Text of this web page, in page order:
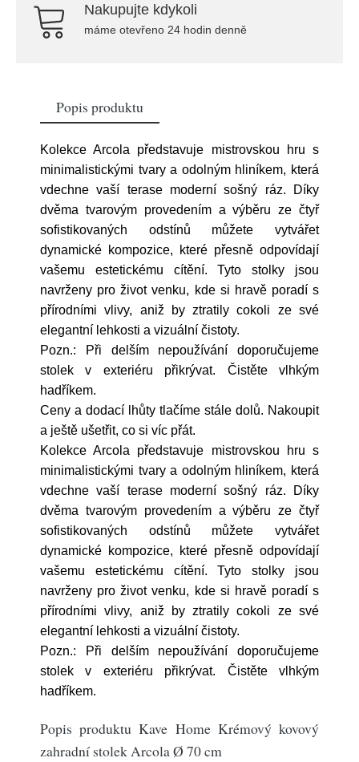
Nakupujte kdykoli
máme otevřeno 24 hodin denně
Popis produktu
Kolekce Arcola představuje mistrovskou hru s
minimalistickými tvary a odolným hliníkem, která
vdechne vaší terase moderní sošný ráz. Díky
dvěma tvarovým provedením a výběru ze čtyř
sofistikovaných odstínů můžete vytvářet
dynamické kompozice, které přesně odpovídají
vašemu estetickému cítění. Tyto stolky jsou
navrženy pro život venku, kde si hravě poradí s
přírodními vlivy, aniž by ztratily cokoli ze své
elegantní lehkosti a vizuální čistoty.
Pozn.: Při delším nepoužívání doporučujeme
stolek v exteriéru přikrývat. Čistěte vlhkým
hadříkem.
Ceny a dodací lhůty tlačíme stále dolů. Nakoupit
a ještě ušetřit, co si víc přát.
Kolekce Arcola představuje mistrovskou hru s
minimalistickými tvary a odolným hliníkem, která
vdechne vaší terase moderní sošný ráz. Díky
dvěma tvarovým provedením a výběru ze čtyř
sofistikovaných odstínů můžete vytvářet
dynamické kompozice, které přesně odpovídají
vašemu estetickému cítění. Tyto stolky jsou
navrženy pro život venku, kde si hravě poradí s
přírodními vlivy, aniž by ztratily cokoli ze své
elegantní lehkosti a vizuální čistoty.
Pozn.: Při delším nepoužívání doporučujeme
stolek v exteriéru přikrývat. Čistěte vlhkým
hadříkem.
Popis produktu Kave Home Krémový kovový
zahradní stolek Arcola Ø 70 cm